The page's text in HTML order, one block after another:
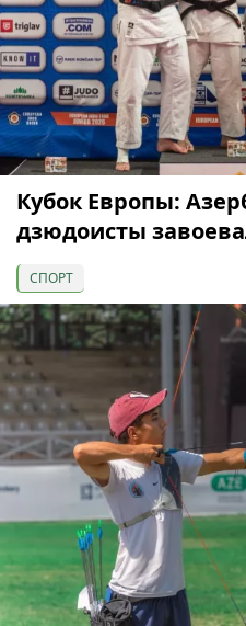
Кубок Европы:
дзюдоисты
СПОРТ